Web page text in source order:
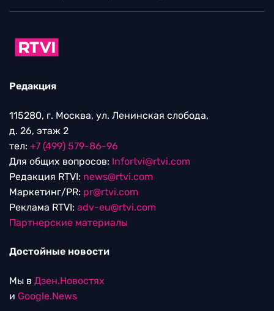
Редакция
115280, г. Москва, ул. Ленинская слобода,
д. 26, этаж 2
тел: +7 (499) 579-86-96
Для общих вопросов: Infortvi@rtvi.com
Редакция RTVI: news@rtvi.com
Маркетинг/PR: pr@rtvi.com
Реклама RTVI: adv-eu@rtvi.com
Партнерские материалы
Достойные новости
Мы в Дзен.Новостях
и Google.News